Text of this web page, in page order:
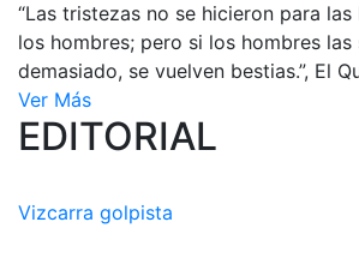
“Las tristezas no se hicieron para
los hombres; pero si los hombres las
demasiado, se vuelven bestias.”, El
Ver Más
EDITORIAL
Vizcarra golpista